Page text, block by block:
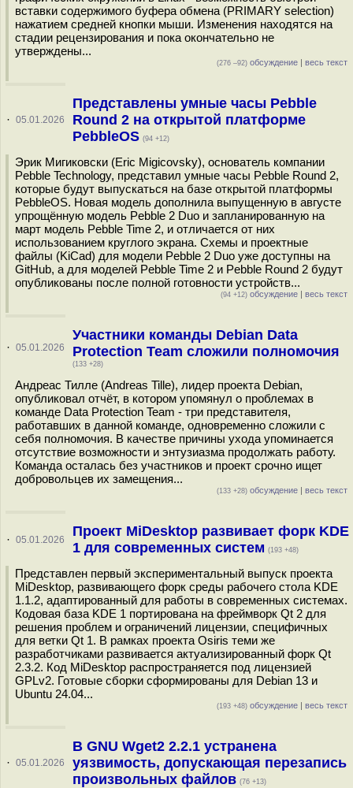
вставки содержимого буфера обмена (PRIMARY selection)
нажатием средней кнопки мыши. Изменения находятся на
стадии рецензирования и пока окончательно не
утверждены...
(276 –92) обсуждение | весь текст
· 05.01.2026
Представлены умные часы Pebble
Round 2 на открытой платформе
PebbleOS (94 +12)
Эрик Мигиковски (Eric Migicovsky), основатель компании
Pebble Technology, представил умные часы Pebble Round 2,
которые будут выпускаться на базе открытой платформы
PebbleOS. Новая модель дополнила выпущенную в августе
упрощённую модель Pebble 2 Duo и запланированную на
март модель Pebble Time 2, и отличается от них
использованием круглого экрана. Схемы и проектные
файлы (KiCad) для модели Pebble 2 Duo уже доступны на
GitHub, а для моделей Pebble Time 2 и Pebble Round 2 будут
опубликованы после полной готовности устройств...
(94 +12) обсуждение | весь текст
· 05.01.2026
Участники команды Debian Data
Protection Team сложили полномочия
(133 +28)
Андреас Тилле (Andreas Tille), лидер проекта Debian,
опубликовал отчёт, в котором упомянул о проблемах в
команде Data Protection Team - три представителя,
работавших в данной команде, одновременно сложили с
себя полномочия. В качестве причины ухода упоминается
отсутствие возможности и энтузиазма продолжать работу.
Команда осталась без участников и проект срочно ищет
добровольцев их замещения...
(133 +28) обсуждение | весь текст
· 05.01.2026
Проект MiDesktop развивает форк KDE
1 для современных систем (193 +48)
Представлен первый экспериментальный выпуск проекта
MiDesktop, развивающего форк среды рабочего стола KDE
1.1.2, адаптированный для работы в современных системах.
Кодовая база KDE 1 портирована на фреймворк Qt 2 для
решения проблем и ограничений лицензии, специфичных
для ветки Qt 1. В рамках проекта Osiris теми же
разработчиками развивается актуализированный форк Qt
2.3.2. Код MiDesktop распространяется под лицензией
GPLv2. Готовые сборки сформированы для Debian 13 и
Ubuntu 24.04...
(193 +48) обсуждение | весь текст
· 05.01.2026
В GNU Wget2 2.2.1 устранена
уязвимость, допускающая перезапись
произвольных файлов (76 +13)